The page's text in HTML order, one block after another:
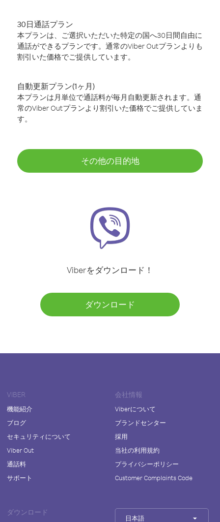
30日通話プラン
本プランは、ご選択いただいた特定の国へ30日間自由に
通話ができるプランです。通常のViber Outプランよりも
割引いた価格でご提供しています。
自動更新プラン(1ヶ月)
本プランは月単位で通話料が毎月自動更新されます。通
常のViber Outプランより割引いた価格でご提供していま
す。
その他の目的地
Viberをダウンロード！
ダウンロード
VIBER
機能紹介
ブログ
セキュリティについて
Viber Out
通話料
サポート
会社情報
Viberについて
ブランドセンター
採用
当社の利用規約
プライバシーポリシー
Customer Complaints Code
ダウンロード
日本語